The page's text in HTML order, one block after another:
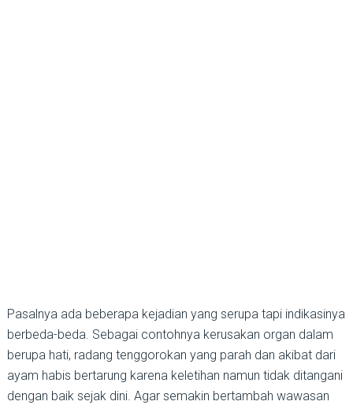
Pasalnya ada beberapa kejadian yang serupa tapi indikasinya
berbeda-beda. Sebagai contohnya kerusakan organ dalam
berupa hati, radang tenggorokan yang parah dan akibat dari
ayam habis bertarung karena keletihan namun tidak ditangani
dengan baik sejak dini. Agar semakin bertambah wawasan